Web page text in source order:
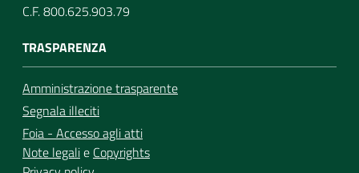
C.F. 800.625.903.79
TRASPARENZA
Amministrazione trasparente
Segnala illeciti
Foia - Accesso agli atti
Note legalie Copyrights